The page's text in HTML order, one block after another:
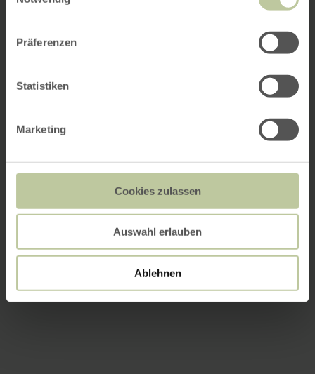
Präferenzen
Statistiken
Marketing
Cookies zulassen
Auswahl erlauben
Ablehnen